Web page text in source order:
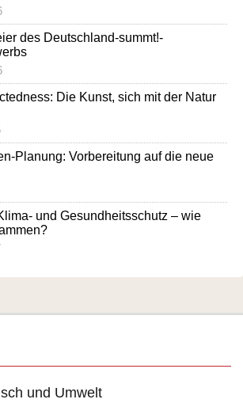
des Deutschland-summt!-
Die Kunst, sich mit der Natur
Planung: Vorbereitung auf die neue
und Gesundheitsschutz – wie
und Umwelt